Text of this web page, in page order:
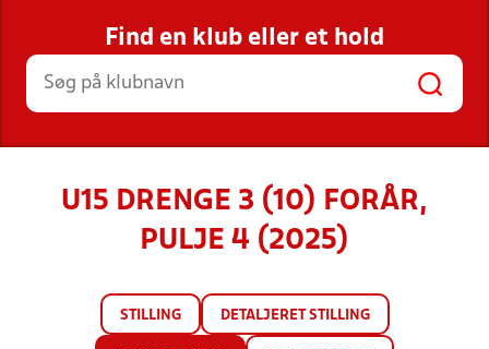
STILLINGER, RESULTATER, KLUBBER OG
HOLD
Find en klub eller et hold
U15 DRENGE 3 (10) FORÅR,
PULJE 4 (2025)
STILLING DETALJERET STILLING